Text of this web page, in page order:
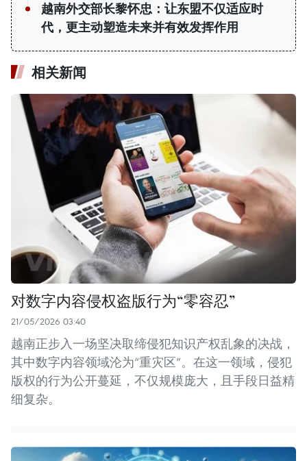
越南外交部长黎怀忠：让东盟不仅适应时
代，更主动塑造未来并有效发挥作用
相关新闻
对数字内容侵权盗版行为“零容忍”
21/05/2026 03:40
越南正步入一场坚决取缔侵犯知识产权乱象的决战，
其中数字内容领域沦为“重灾区”。在这一领域，侵犯
版权的行为公开蔓延，不仅规模庞大，且手段日益精
细复杂。